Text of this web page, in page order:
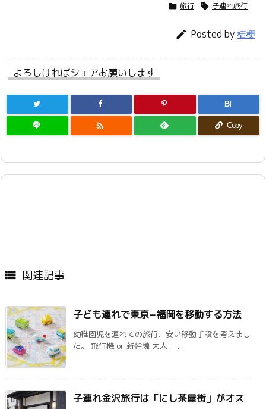
 旅行  子連れ旅行
 Posted by 桔梗
よろしければシェアお願いします
B!
 Copy
 関連記事
子ども連れで東京−福岡を移動する方法
幼稚園児を連れての旅行、安い移動手段を考えまし
た。 飛行機 or 新幹線 大人一 ...
子連れ金沢旅行は「にし茶屋街」がオス